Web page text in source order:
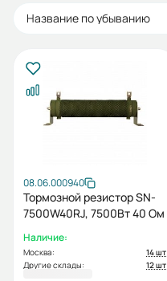
Название по убыванию
08.06.000940
Тормозной резистор SN-
7500W40RJ, 7500Вт 40 Ом
Наличие:
Москва:
14 шт
Другие склады:
12 шт